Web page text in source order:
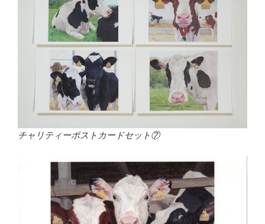
チャリティーポストカードセット⑦